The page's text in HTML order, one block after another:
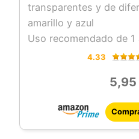
transparentes y de
amarillo y azul
Uso recomendado de 1
Incluye kit de parches
4.33
5,95